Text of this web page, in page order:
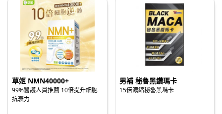
草姬 NMN40000+
99%醫護人員推薦 10倍提升細胞
抗衰力
男補 秘魯黑鑽瑪卡
15倍濃縮秘魯黑瑪卡